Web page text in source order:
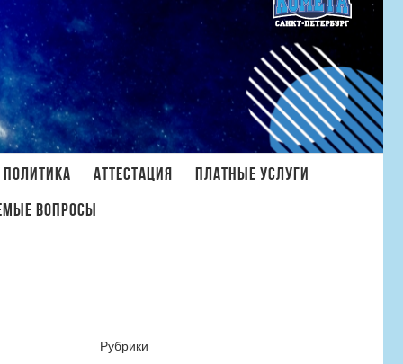
Аттестация
Платные услуги
вопросы
Рубрики